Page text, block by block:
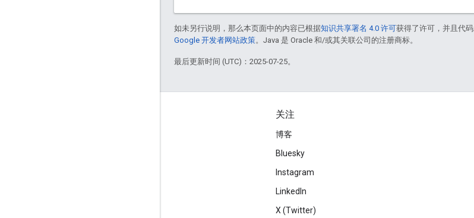
如未另行说明，那么本页面中的内容已根据知识共享署名 4.0 许可获得了许可，并且代
Google 开发者网站政策。Java 是 Oracle 和/或其关联公司的注册商标。
最后更新时间 (UTC)：2025-07-25。
关注
博客
Bluesky
Instagram
LinkedIn
X (Twitter)